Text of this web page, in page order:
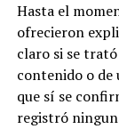
Hasta el
ofrecieron
claro si se
contenido o de
que sí se
registró